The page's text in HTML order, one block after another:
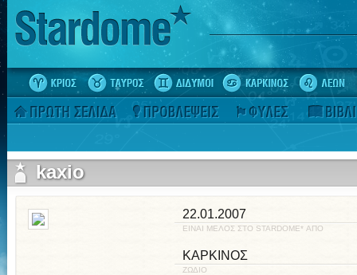
kaxio
22.01.2007
ΕΙΝΑΙ ΜΕΛΟΣ ΣΤΟ STARDOME* ΑΠΟ
ΚΑΡΚΙΝΟΣ
ΖΩΔΙΟ